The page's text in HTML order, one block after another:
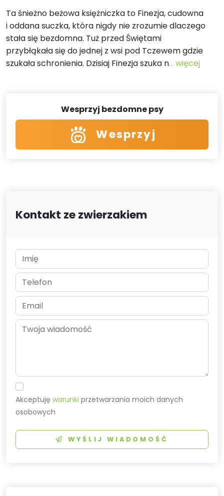
Ta śnieżno beżowa księżniczka to Finezja, cudowna
i oddana suczka, która nigdy nie zrozumie dlaczego
stała się bezdomna. Tuż przed Świętami
przybłąkała się do jednej z wsi pod Tczewem gdzie
szukała schronienia. Dzisiaj Finezja szuka n... więcej
Wesprzyj bezdomne psy
Wesprzyj
Kontakt ze zwierzakiem
Akceptujęwarunki przetwarzania moich danych
osobowych
WYŚLIJ WIADOMOŚĆ